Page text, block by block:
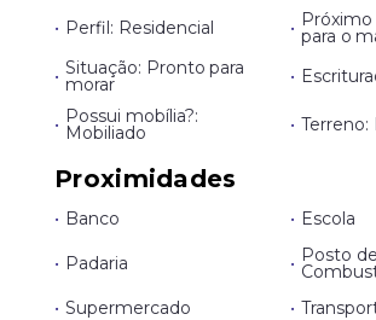
• Perfil: Residencial • Próximo
para o
• Situação: Pronto para
morar •
• Possui mobília?:
Mobiliado • Terreno:
Proximidades
• Banco • Escola
• Padaria • Posto de
• Supermercado •